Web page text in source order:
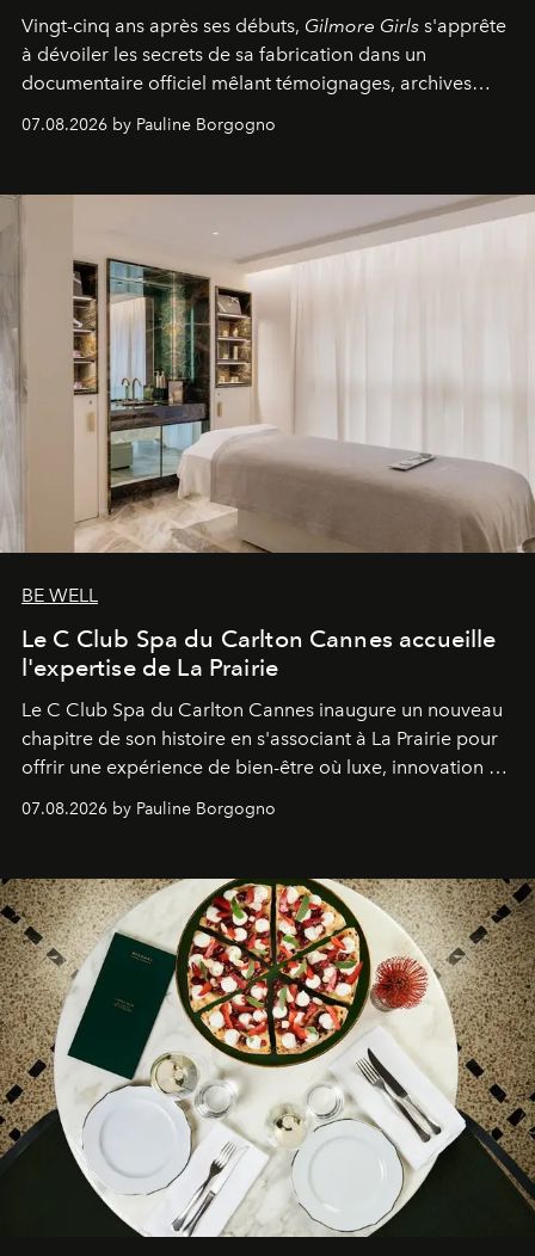
Vingt-cinq ans après ses débuts, Gilmore Girls s'apprête
à dévoiler les secrets de sa fabrication dans un
documentaire officiel mêlant témoignages, archives
inédites et plongée dans les coulisses d'un phénomène
générationnel.
07.08.2026 by Pauline Borgogno
BE WELL
Le C Club Spa du Carlton Cannes accueille
l'expertise de La Prairie
Le C Club Spa du Carlton Cannes inaugure un nouveau
chapitre de son histoire en s'associant à La Prairie pour
offrir une expérience de bien-être où luxe, innovation et
expertise se rencontrent.
07.08.2026 by Pauline Borgogno